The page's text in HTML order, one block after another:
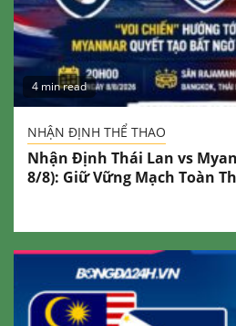
4 min read
NHẬN ĐỊNH THỂ THAO
Nhận Định Thái Lan vs
8/8): Giữ Vững Mạch Toàn